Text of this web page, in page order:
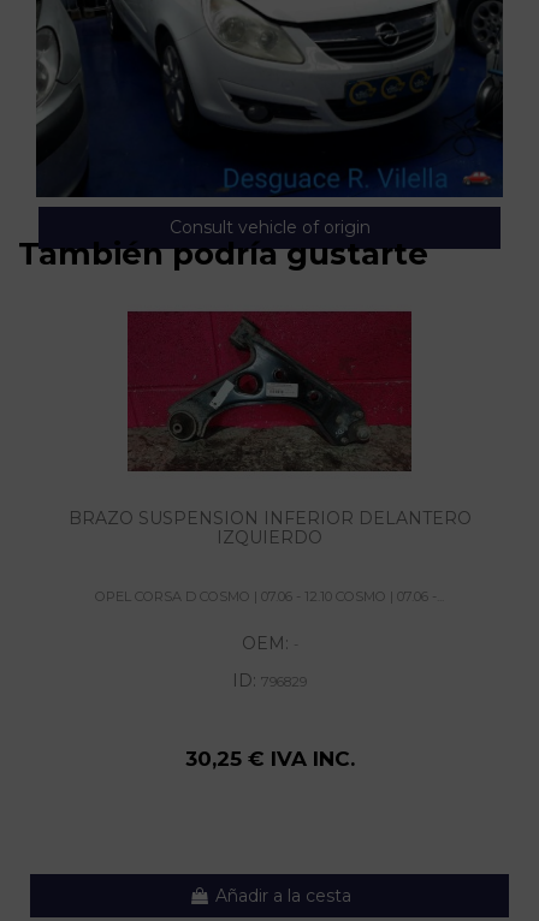
Consult vehicle of origin
También podría gustarte
BRAZO SUSPENSION INFERIOR DELANTERO
IZQUIERDO
OPEL CORSA D COSMO | 07.06 - 12.10 COSMO | 07.06 -...
OEM: -
ID: 796829
30,25 € IVA INC.
Añadir a la cesta